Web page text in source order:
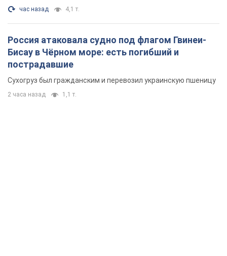
час назад 4,1 т.
Россия атаковала судно под флагом Гвинеи-
Бисау в Чёрном море: есть погибший и
пострадавшие
Сухогруз был гражданским и перевозил украинскую пшеницу
2 часа назад 1,1 т.